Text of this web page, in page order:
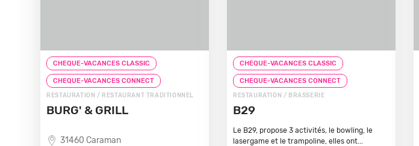
CHEQUE-VACANCES CLASSIC
CHEQUE-VACANCES CONNECT
RESTAURATION / RESTAURANT TRADITIONNEL
BURG' & GRILL
31460 Caraman
CHEQUE-VACANCES CLASSIC
CHEQUE-VACANCES CONNECT
RESTAURATION / BRASSERIE
B29
Le B29, propose 3 activités, le bowling, le
lasergame et le trampoline, elles ont...